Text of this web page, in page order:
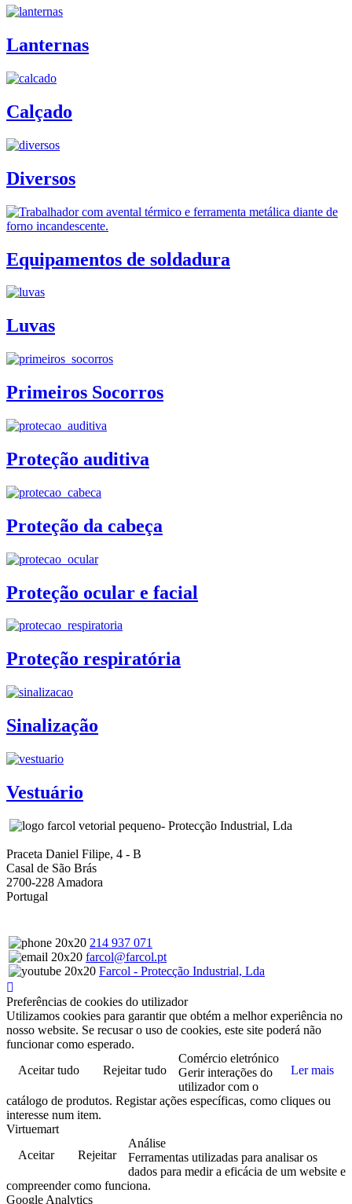
Lanternas
Calçado
Diversos
Equipamentos de soldadura
Luvas
Primeiros Socorros
Proteção auditiva
Proteção da cabeça
Proteção ocular e facial
Proteção respiratória
Sinalização
Vestuário
- Protecção Industrial, Lda
Praceta Daniel Filipe, 4 - B
Casal de São Brás
2700-228 Amadora
Portugal
214 937 071
farcol@farcol.pt
Farcol - Protecção Industrial, Lda
Preferências de cookies do utilizador
Utilizamos cookies para garantir que obtém a melhor experiência no
nosso website. Se recusar o uso de cookies, este site poderá não
funcionar como esperado.
Aceitar tudo
Rejeitar tudo Ler mais
Comércio eletrónico
Gerir interações do
utilizador com o
catálogo de produtos. Registar ações específicas, como cliques ou
interesse num item.
Virtuemart
Aceitar
Rejeitar
Análise
Ferramentas utilizadas para analisar os
dados para medir a eficácia de um website e
compreender como funciona.
Google Analytics